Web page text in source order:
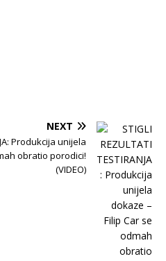
NEXT
Produkcija unijela
obratio porodici!
(VIDEO)